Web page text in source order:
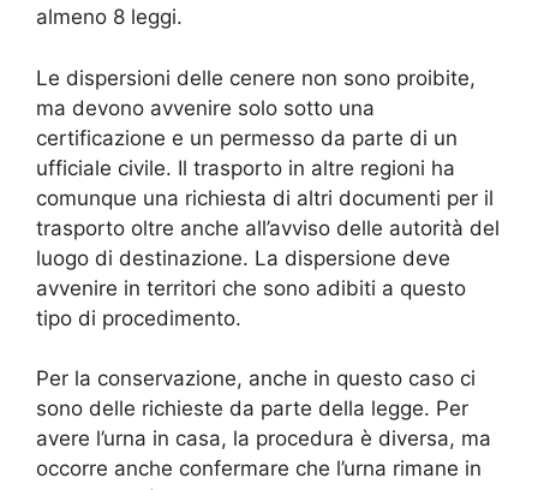
almeno 8 leggi.
Le dispersioni delle cenere non sono proibite,
ma devono avvenire solo sotto una
certificazione e un permesso da parte di un
ufficiale civile. Il trasporto in altre regioni ha
comunque una richiesta di altri documenti per il
trasporto oltre anche all’avviso delle autorità del
luogo di destinazione. La dispersione deve
avvenire in territori che sono adibiti a questo
tipo di procedimento.
Per la conservazione, anche in questo caso ci
sono delle richieste da parte della legge. Per
avere l’urna in casa, la procedura è diversa, ma
occorre anche confermare che l’urna rimane in